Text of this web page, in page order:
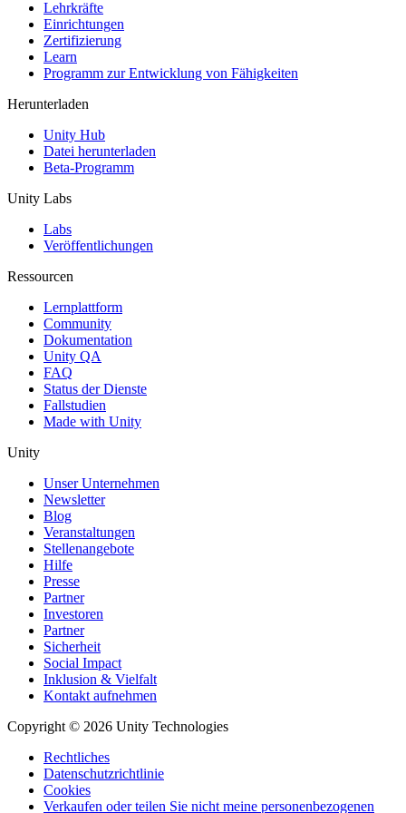
XR-Spiele
XR-Spiele plattformübergreifend starten
Multiplayer-Spiele
Vereinfachte Entwicklung von Multiplayer-Spielen
Lehrkräfte
Einrichtungen
Zertifizierung
Learn
Programm zur Entwicklung von Fähigkeiten
Herunterladen
Unity Hub
Datei herunterladen
Beta-Programm
Unity Labs
Labs
Veröffentlichungen
Ressourcen
Lernplattform
Community
Dokumentation
Unity QA
FAQ
Status der Dienste
Fallstudien
Made with Unity
Unity
Unser Unternehmen
Newsletter
Blog
Veranstaltungen
Stellenangebote
Hilfe
Presse
Partner
Investoren
Partner
Sicherheit
Social Impact
Inklusion & Vielfalt
Kontakt aufnehmen
Copyright © 2026 Unity Technologies
Rechtliches
Datenschutzrichtlinie
Cookies
Verkaufen oder teilen Sie nicht meine personenbezogenen